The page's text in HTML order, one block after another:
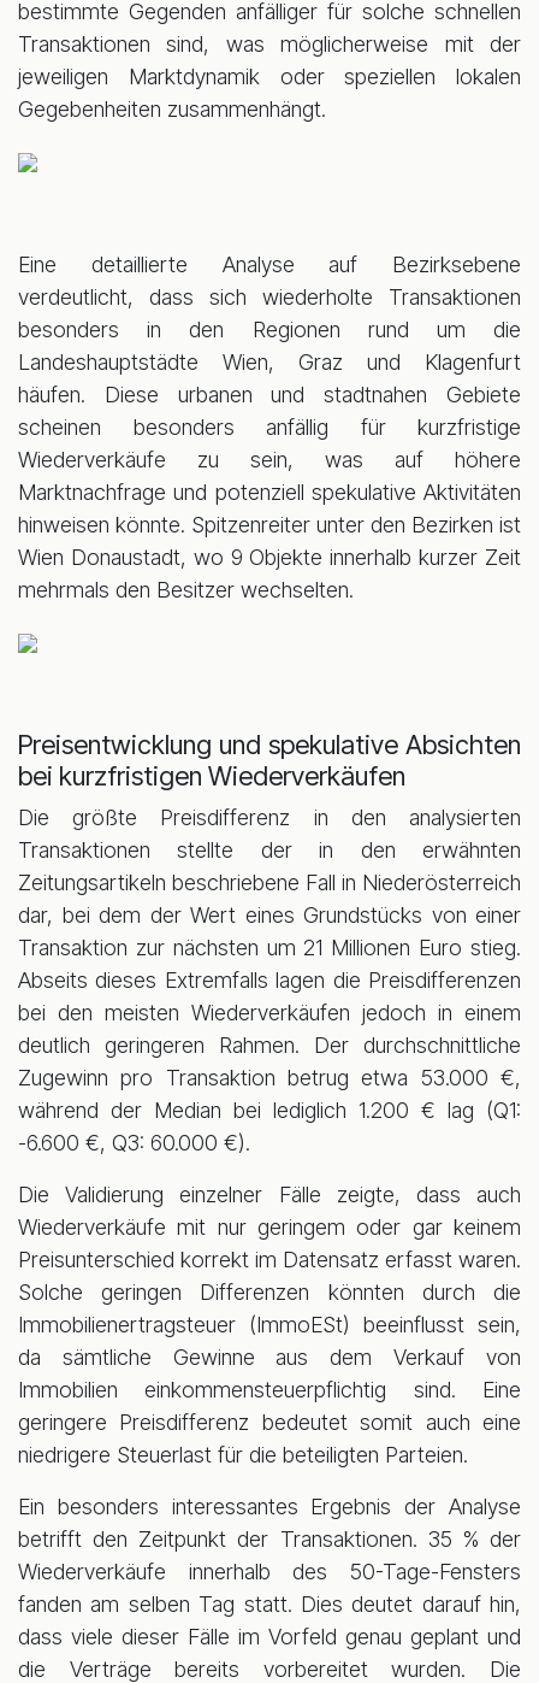
bestimmte Gegenden anfälliger für solche schnellen
Transaktionen sind, was möglicherweise mit der
jeweiligen Marktdynamik oder speziellen lokalen
Gegebenheiten zusammenhängt.
Eine detaillierte Analyse auf Bezirksebene
verdeutlicht, dass sich wiederholte Transaktionen
besonders in den Regionen rund um die
Landeshauptstädte Wien, Graz und Klagenfurt
häufen. Diese urbanen und stadtnahen Gebiete
scheinen besonders anfällig für kurzfristige
Wiederverkäufe zu sein, was auf höhere
Marktnachfrage und potenziell spekulative Aktivitäten
hinweisen könnte. Spitzenreiter unter den Bezirken ist
Wien Donaustadt, wo 9 Objekte innerhalb kurzer Zeit
mehrmals den Besitzer wechselten.
Preisentwicklung und spekulative Absichten
bei kurzfristigen Wiederverkäufen
Die größte Preisdifferenz in den analysierten
Transaktionen stellte der in den erwähnten
Zeitungsartikeln beschriebene Fall in Niederösterreich
dar, bei dem der Wert eines Grundstücks von einer
Transaktion zur nächsten um 21 Millionen Euro stieg.
Abseits dieses Extremfalls lagen die Preisdifferenzen
bei den meisten Wiederverkäufen jedoch in einem
deutlich geringeren Rahmen. Der durchschnittliche
Zugewinn pro Transaktion betrug etwa 53.000 €,
während der Median bei lediglich 1.200 € lag (Q1:
-6.600 €, Q3: 60.000 €).
Die Validierung einzelner Fälle zeigte, dass auch
Wiederverkäufe mit nur geringem oder gar keinem
Preisunterschied korrekt im Datensatz erfasst waren.
Solche geringen Differenzen könnten durch die
Immobilienertragsteuer (ImmoESt) beeinflusst sein,
da sämtliche Gewinne aus dem Verkauf von
Immobilien einkommensteuerpflichtig sind. Eine
geringere Preisdifferenz bedeutet somit auch eine
niedrigere Steuerlast für die beteiligten Parteien.
Ein besonders interessantes Ergebnis der Analyse
betrifft den Zeitpunkt der Transaktionen. 35 % der
Wiederverkäufe innerhalb des 50-Tage-Fensters
fanden am selben Tag statt. Dies deutet darauf hin,
dass viele dieser Fälle im Vorfeld genau geplant und
die Verträge bereits vorbereitet wurden. Die